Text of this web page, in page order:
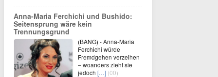
Anna-Maria Ferchichi und Bushido:
Seitensprung wäre kein
Trennungsgrund
(BANG) - Anna-Maria
Ferchichi würde
Fremdgehen verzeihen
– woanders zieht sie
jedoch […] (00)